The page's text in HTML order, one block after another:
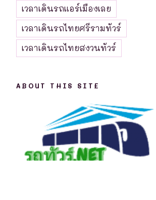
เวลาเดินรถแอร์เมืองเลย
เวลาเดินรถไทยศรีรามทัวร์
เวลาเดินรถไทยสงวนทัวร์
ABOUT THIS SITE